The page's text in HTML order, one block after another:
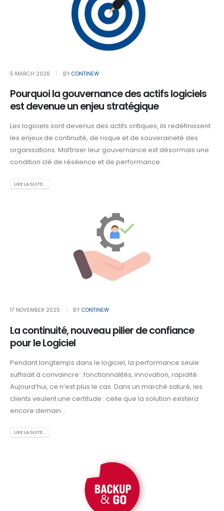
5 MARCH 2026 BY CONTINEW
Pourquoi la gouvernance des actifs logiciels
est devenue un enjeu stratégique
Les logiciels sont devenus des actifs critiques, ils redéfinissent
les enjeux de continuité, de risque et de souveraineté des
organisations. Maîtriser leur gouvernance est désormais une
condition clé de résilience et de performance.
LIRE LA SUITE...
17 NOVEMBER 2025 BY CONTINEW
La continuité, nouveau pilier de confiance
pour le Logiciel
Pendant longtemps dans le logiciel, la performance seule
suffisait à convaincre : fonctionnalités, innovation, rapidité.
Aujourd’hui, ce n’est plus le cas. Dans un marché saturé, les
clients veulent une certitude : celle que la solution existera
encore demain...
LIRE LA SUITE...